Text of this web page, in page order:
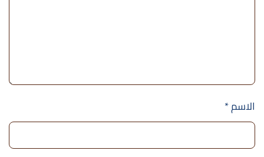
الاسم*